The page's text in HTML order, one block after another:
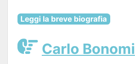
Leggi la breve biografia
Carlo Bonomi